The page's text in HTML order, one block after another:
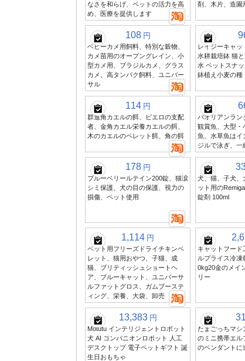
なさを和らげ、ペットの活力を高
め、医療を提供します
剤、木片、造園
108 円
ベビーカメ用飼料、特別な穀物、
カメ苗用のオープングレイン、小
型カメ用、ブラジルカメ、グラス
カメ、高タンパク飼料、ユニバー
サル
レイジーキャッ
水耕栽培鉢 猫
水 ペットスナ
鉢植え小麦の種
114 円
群進角カエルの餌、ピエロの支配
者、金角カエル栄養カエルの餌、
木のカエルのペレット餌、角の餌
バオリアンラン
観賞魚、大型・
魚、水草魚はイ
ジルで泳ぎ、一
178 円
ブルーベリールテイン200錠、猫涙
シミ保護、犬の目の保護、視力の
損傷、ペット使用
犬、猫、子犬、
ット用の
錠剤 100ml
1,114 円
ペット用フリーズドライチキンペ
レット、猫用おやつ、子猫、成
猫、ブリティッシュショートヘ
ア、ブルーキャット、ユニバーサ
ルファットグロス、ガムブーステ
ィング、栄養、大袋、卸売
キャットフード
ルプライス冷凍
0kg20金のメイ
リー
13,383 円
Motutu インテリジェントロボット
犬 AI コンパニオンロボット 人工
デスクトップ 電子ペットギフト 誕
生日おもちゃ
たまごっちマシ
のミニ携帯エル
のペンダントに